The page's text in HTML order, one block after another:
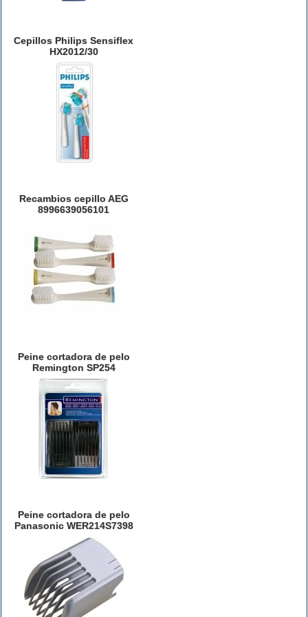
Cepillos Philips Sensiflex
HX2012/30
Recambios cepillo AEG
8996639056101
Peine cortadora de pelo
Remington SP254
Peine cortadora de pelo
Panasonic WER214S7398